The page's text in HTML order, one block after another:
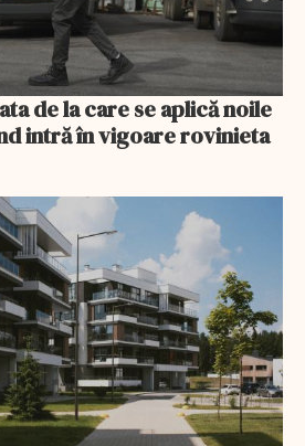
de la care se aplică noile
intră în vigoare rovinieta